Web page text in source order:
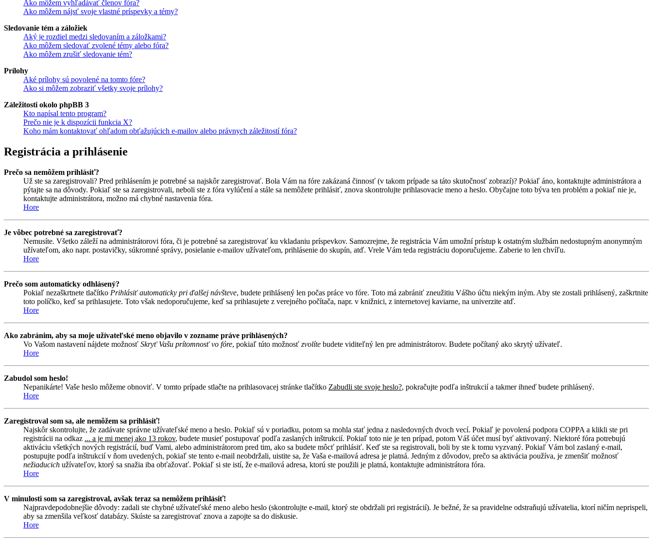
Ako môžem vyhľadávať členov fóra?
Ako môžem nájsť svoje vlastné príspevky a témy?
Sledovanie tém a záložiek
Aký je rozdiel medzi sledovaním a záložkami?
Ako môžem sledovať zvolené témy alebo fóra?
Ako môžem zrušiť sledovanie tém?
Prílohy
Aké prílohy sú povolené na tomto fóre?
Ako si môžem zobraziť všetky svoje prílohy?
Záležitosti okolo phpBB 3
Kto napísal tento program?
Prečo nie je k dispozícii funkcia X?
Koho mám kontaktovať ohľadom obťažujúcich e-mailov alebo právnych záležitostí fóra?
Registrácia a prihlásenie
Prečo sa nemôžem prihlásiť?
Už ste sa zaregistrovali? Pred prihlásením je potrebné sa najskôr zaregistrovať. Bola Vám na fóre zakázaná činnosť (v takom prípade sa táto skutočnosť zobrazí)? Pokiaľ áno, kontaktujte administrátora a
pýtajte sa na dôvody. Pokiaľ ste sa zaregistrovali, neboli ste z fóra vylúčení a stále sa nemôžete prihlásiť, znova skontrolujte prihlasovacie meno a heslo. Obyčajne toto býva ten problém a pokiaľ nie je,
kontaktujte administrátora, možno má chybné nastavenia fóra.
Hore
Je vôbec potrebné sa zaregistrovať?
Nemusíte. Všetko záleží na administrátorovi fóra, či je potrebné sa zaregistrovať ku vkladaniu príspevkov. Samozrejme, že registrácia Vám umožní prístup k ostatným službám nedostupným anonymným
užívateľom, ako napr. postavičky, súkromné správy, posielanie e-mailov užívateľom, prihlásenie do skupín, atď. Vrele Vám teda registráciu doporučujeme. Zaberie to len chvíľu.
Hore
Prečo som automaticky odhlásený?
Pokiaľ nezaškrtnete tlačítko Prihlásiť automaticky pri ďalšej návšteve, budete prihlásený len počas práce vo fóre. Toto má zabrániť zneužitiu Vášho účtu niekým iným. Aby ste zostali prihlásený, zaškrtnite
toto políčko, keď sa prihlasujete. Toto však nedoporučujeme, keď sa prihlasujete z verejného počítača, napr. v knižnici, z internetovej kaviarne, na univerzite atď.
Hore
Ako zabránim, aby sa moje užívateľské meno objavilo v zozname práve prihlásených?
Vo Vašom nastavení nájdete možnosť Skryť Vašu prítomnosť vo fóre, pokiaľ túto možnosť zvolíte budete viditeľný len pre administrátorov. Budete počítaný ako skrytý užívateľ.
Hore
Zabudol som heslo!
Nepanikárte! Vaše heslo môžeme obnoviť. V tomto prípade stlačte na prihlasovacej stránke tlačítko Zabudli ste svoje heslo?, pokračujte podľa inštrukcií a takmer ihneď budete prihlásený.
Hore
Zaregistroval som sa, ale nemôžem sa prihlásiť!
Najskôr skontrolujte, že zadávate správne užívateľské meno a heslo. Pokiaľ sú v poriadku, potom sa mohla stať jedna z nasledovných dvoch vecí. Pokiaľ je povolená podpora COPPA a klikli ste pri
registrácii na odkaz ... a je mi menej ako 13 rokov, budete musieť postupovať podľa zaslaných inštrukcií. Pokiaľ toto nie je ten prípad, potom Váš účet musí byť aktivovaný. Niektoré fóra potrebujú
aktiváciu všetkých nových registrácií, buď Vami, alebo administrátorom pred tim, ako sa budete môcť prihlásiť. Keď ste sa registrovali, boli by ste k tomu vyzvaný. Pokiaľ Vám bol zaslaný e-mail,
postupujte podľa inštrukcií v ňom uvedených, pokiaľ ste tento e-mail neobdržali, uistite sa, že Vaša e-mailová adresa je platná. Jedným z dôvodov, prečo sa aktivácia používa, je zmenšiť možnosť
nežiaducich užívateľov, ktorý sa snažia iba obťažovať. Pokiaľ si ste istí, že e-mailová adresa, ktorú ste použili je platná, kontaktujte administrátora fóra.
Hore
V minulosti som sa zaregistroval, avšak teraz sa nemôžem prihlásiť!
Najpravdepodobnejšie dôvody: zadali ste chybné užívateľské meno alebo heslo (skontrolujte e-mail, ktorý ste obdržali pri registrácií). Je bežné, že sa pravidelne odstraňujú užívatelia, ktorí ničím neprispeli,
aby sa zmenšila veľkosť databázy. Skúste sa zaregistrovať znova a zapojte sa do diskusie.
Hore